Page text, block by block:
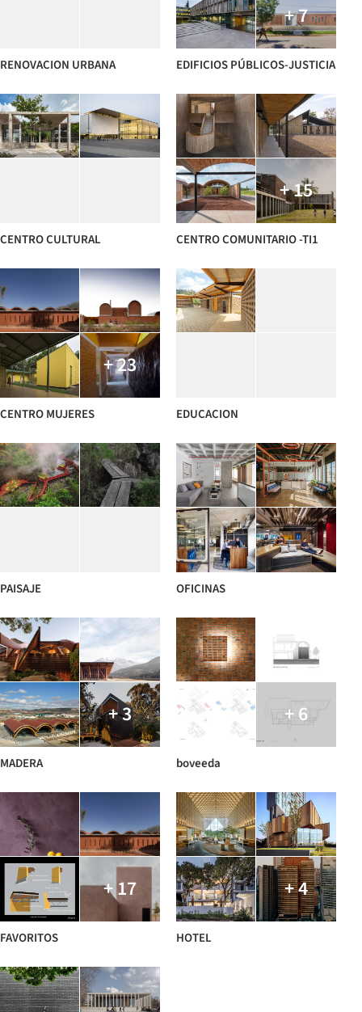
RENOVACION URBANA
+ 7
EDIFICIOS PÚBLICOS-JUSTICIA
CENTRO CULTURAL
+ 15
CENTRO COMUNITARIO -TI1
+ 23
CENTRO MUJERES EDUCACION
PAISAJE OFICINAS
+ 3
MADERA
+ 6
boveeda
+ 17
FAVORITOS
+ 4
HOTEL